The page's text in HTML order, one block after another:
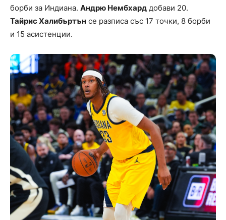
борби за Индиана. Андрю Нембхард добави 20.
Тайрис Халибъртън се разписа със 17 точки, 8 борби
и 15 асистенции.